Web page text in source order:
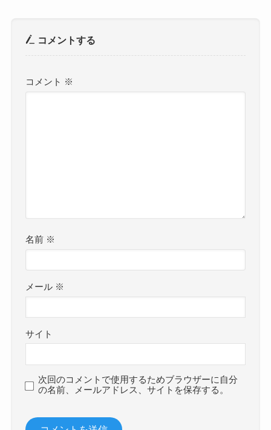
コメントする
コメント ※
名前 ※
メール ※
サイト
次回のコメントで使用するためブラウザーに自分
の名前、メールアドレス、サイトを保存する。